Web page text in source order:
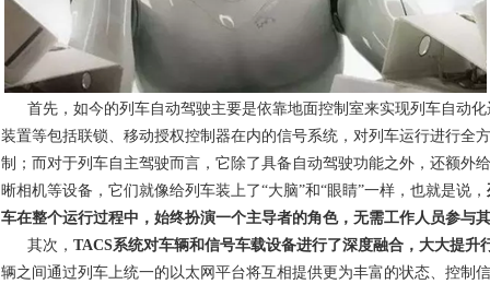
首先，如今的列车自动驾驶主要是依靠地面控制室来实现列车自动
装置等包括联锁、移动授权控制器在内的信号系统，对列车运行进行全
制；而对于列车自主驾驶而言，它除了具备自动驾驶功能之外，还额外
晰相机等设备，它们就像给列车装上了“大脑”和“眼睛”一样，也就是说，
车在整个运行过程中，始终扮演一个主导者的角色，无需工作人员参与
其次，TACS系统对车辆和信号车载设备进行了深度融合，大大提升
辆之间通过列车上统一的以太网平台将互相提供更为丰富的状态、控制